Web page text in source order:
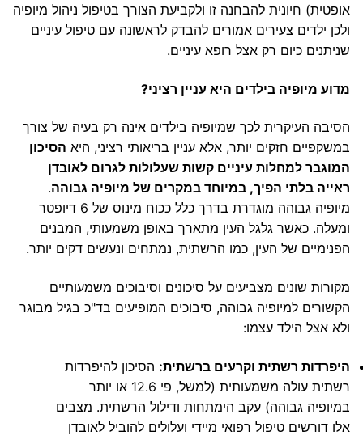
אופטית) חיונית להבחנה זו ולקביעת הצורך בטיפול ניהול מיופיה
ולכן ילדים צעירים אמורים להבדק לראשונה עם טיפול עיניים
שניתנים כיום רק אצל רופא עיניים.
מדוע מיופיה בילדים היא עניין רציני?
הסיבה העיקרית לכך שמיופיה בילדים אינה רק בעיה של צורך
במשקפיים חזקים יותר, אלא עניין בריאותי רציני, היא הסיכון
המוגבר למחלות עיניים קשות שעלולות לגרום לאובדן
ראייה בלתי הפיך, במיוחד במקרים של מיופיה גבוהה.
מיופיה גבוהה מוגדרת בדרך כלל ככוח מינוס של 6 דיופטר
ומעלה. כאשר גלגל העין מתארך באופן משמעותי, המבנים
הפנימיים של העין, כמו הרשתית, נמתחים ונעשים דקים יותר.
מקורות שונים מצביעים על סיכונים וסיבוכים משמעותיים
הקשורים למיופיה גבוהה, סיבוכים המופיעים בד"כ בגיל מבוגר
ולא אצל הילד עצמו:
היפרדות רשתית וקרעים ברשתית: הסיכון להיפרדות
רשתית עולה משמעותית (למשל, פי 12.6 או יותר
במיופיה גבוהה) עקב הימתחות ודילול הרשתית. מצבים
אלו דורשים טיפול רפואי מיידי ועלולים להוביל לאובדן